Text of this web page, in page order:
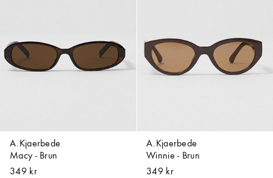
A.Kjaerbede
Macy - Brun
349 kr
A.Kjaerbede
Winnie - Brun
349 kr